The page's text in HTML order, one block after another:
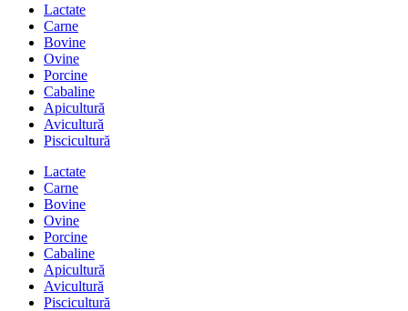
Lactate
Carne
Bovine
Ovine
Porcine
Cabaline
Apicultură
Avicultură
Piscicultură
Lactate
Carne
Bovine
Ovine
Porcine
Cabaline
Apicultură
Avicultură
Piscicultură